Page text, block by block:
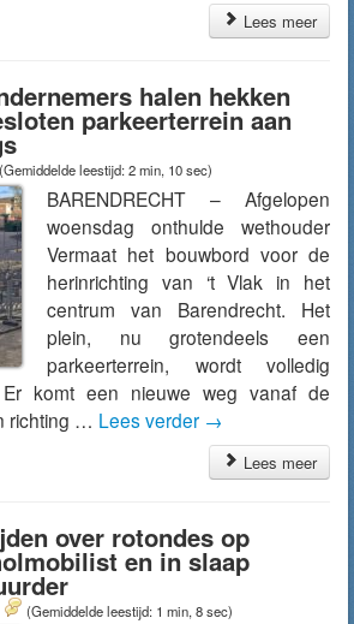
Lees meer
halen hekken
parkeerterrein aan
(Gemiddelde leestijd: 2 min, 10 sec)
BARENDRECHT – Afgelopen
woensdag onthulde wethouder
Vermaat het bouwbord voor de
herinrichting van ‘t Vlak in het
centrum van Barendrecht. Het
plein, nu grotendeels een
parkeerterrein, wordt volledig
Er komt een nieuwe weg vanaf de
richting … Lees verder →
Lees meer
over rotondes op
en in slaap
(Gemiddelde leestijd: 1 min, 8 sec)